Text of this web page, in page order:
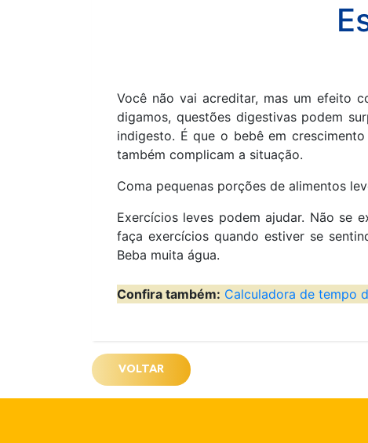
Você não vai acreditar, mas um efeito
digamos, questões digestivas podem
indigesto. É que o bebê em
também complicam a situação.
Coma pequenas porções de alimentos
Exercícios leves podem ajudar. Não se
faça exercícios quando estiver se
Beba muita água.
Confira também: Calculadora de tempo
VOLTAR